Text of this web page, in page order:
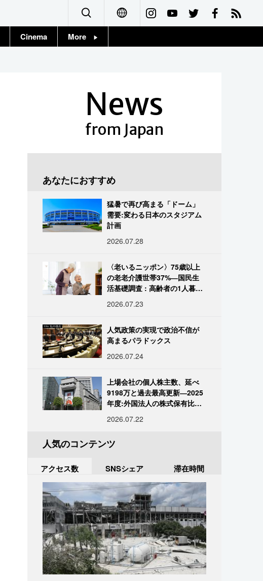
Français
Cinema More
News
from Japan
あなたにおすすめ
猛暑で再び高まる「ドーム」
需要:変わる日本のスタジアム
計画
2026.07.28
〈老いるニッポン〉75歳以上
の老老介護世帯37%―国民生
活基礎調査 : 高齢者の1人暮ら
2026.07.23
人気政策の実現で政治不信が
高まるパラドックス
2026.07.24
上場会社の個人株主数、延べ
9198万と過去最高更新―2025
年度:外国法人の株式保有比率
2026.07.22
人気のコンテンツ
アクセス数 SNSシェア 滞在時間